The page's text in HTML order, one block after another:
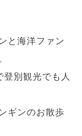
と海洋ファン
別観光でも人
ギンのお散歩